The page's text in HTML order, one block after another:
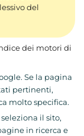
del
dei motori di
Se la pagina
pertinenti,
molto specifica.
il sito,
in ricerca e